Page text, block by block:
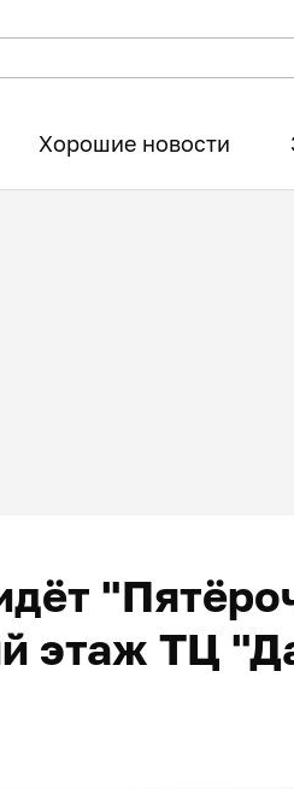
Хорошие новости
этаж ТЦ